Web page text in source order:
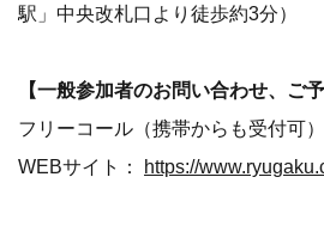
駅」中央改札口より徒歩約3分）
【一般参加者のお問い合わせ、ご予
フリーコール（携帯からも受付可
WEBサイト： https://